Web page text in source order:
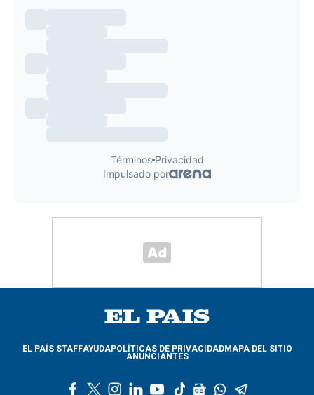
EL PAÍS STAFFAYUDAPOLÍTICAS DE PRIVACIDADMAPA DEL SITIO
ANUNCIANTES
l
y
t
g
w